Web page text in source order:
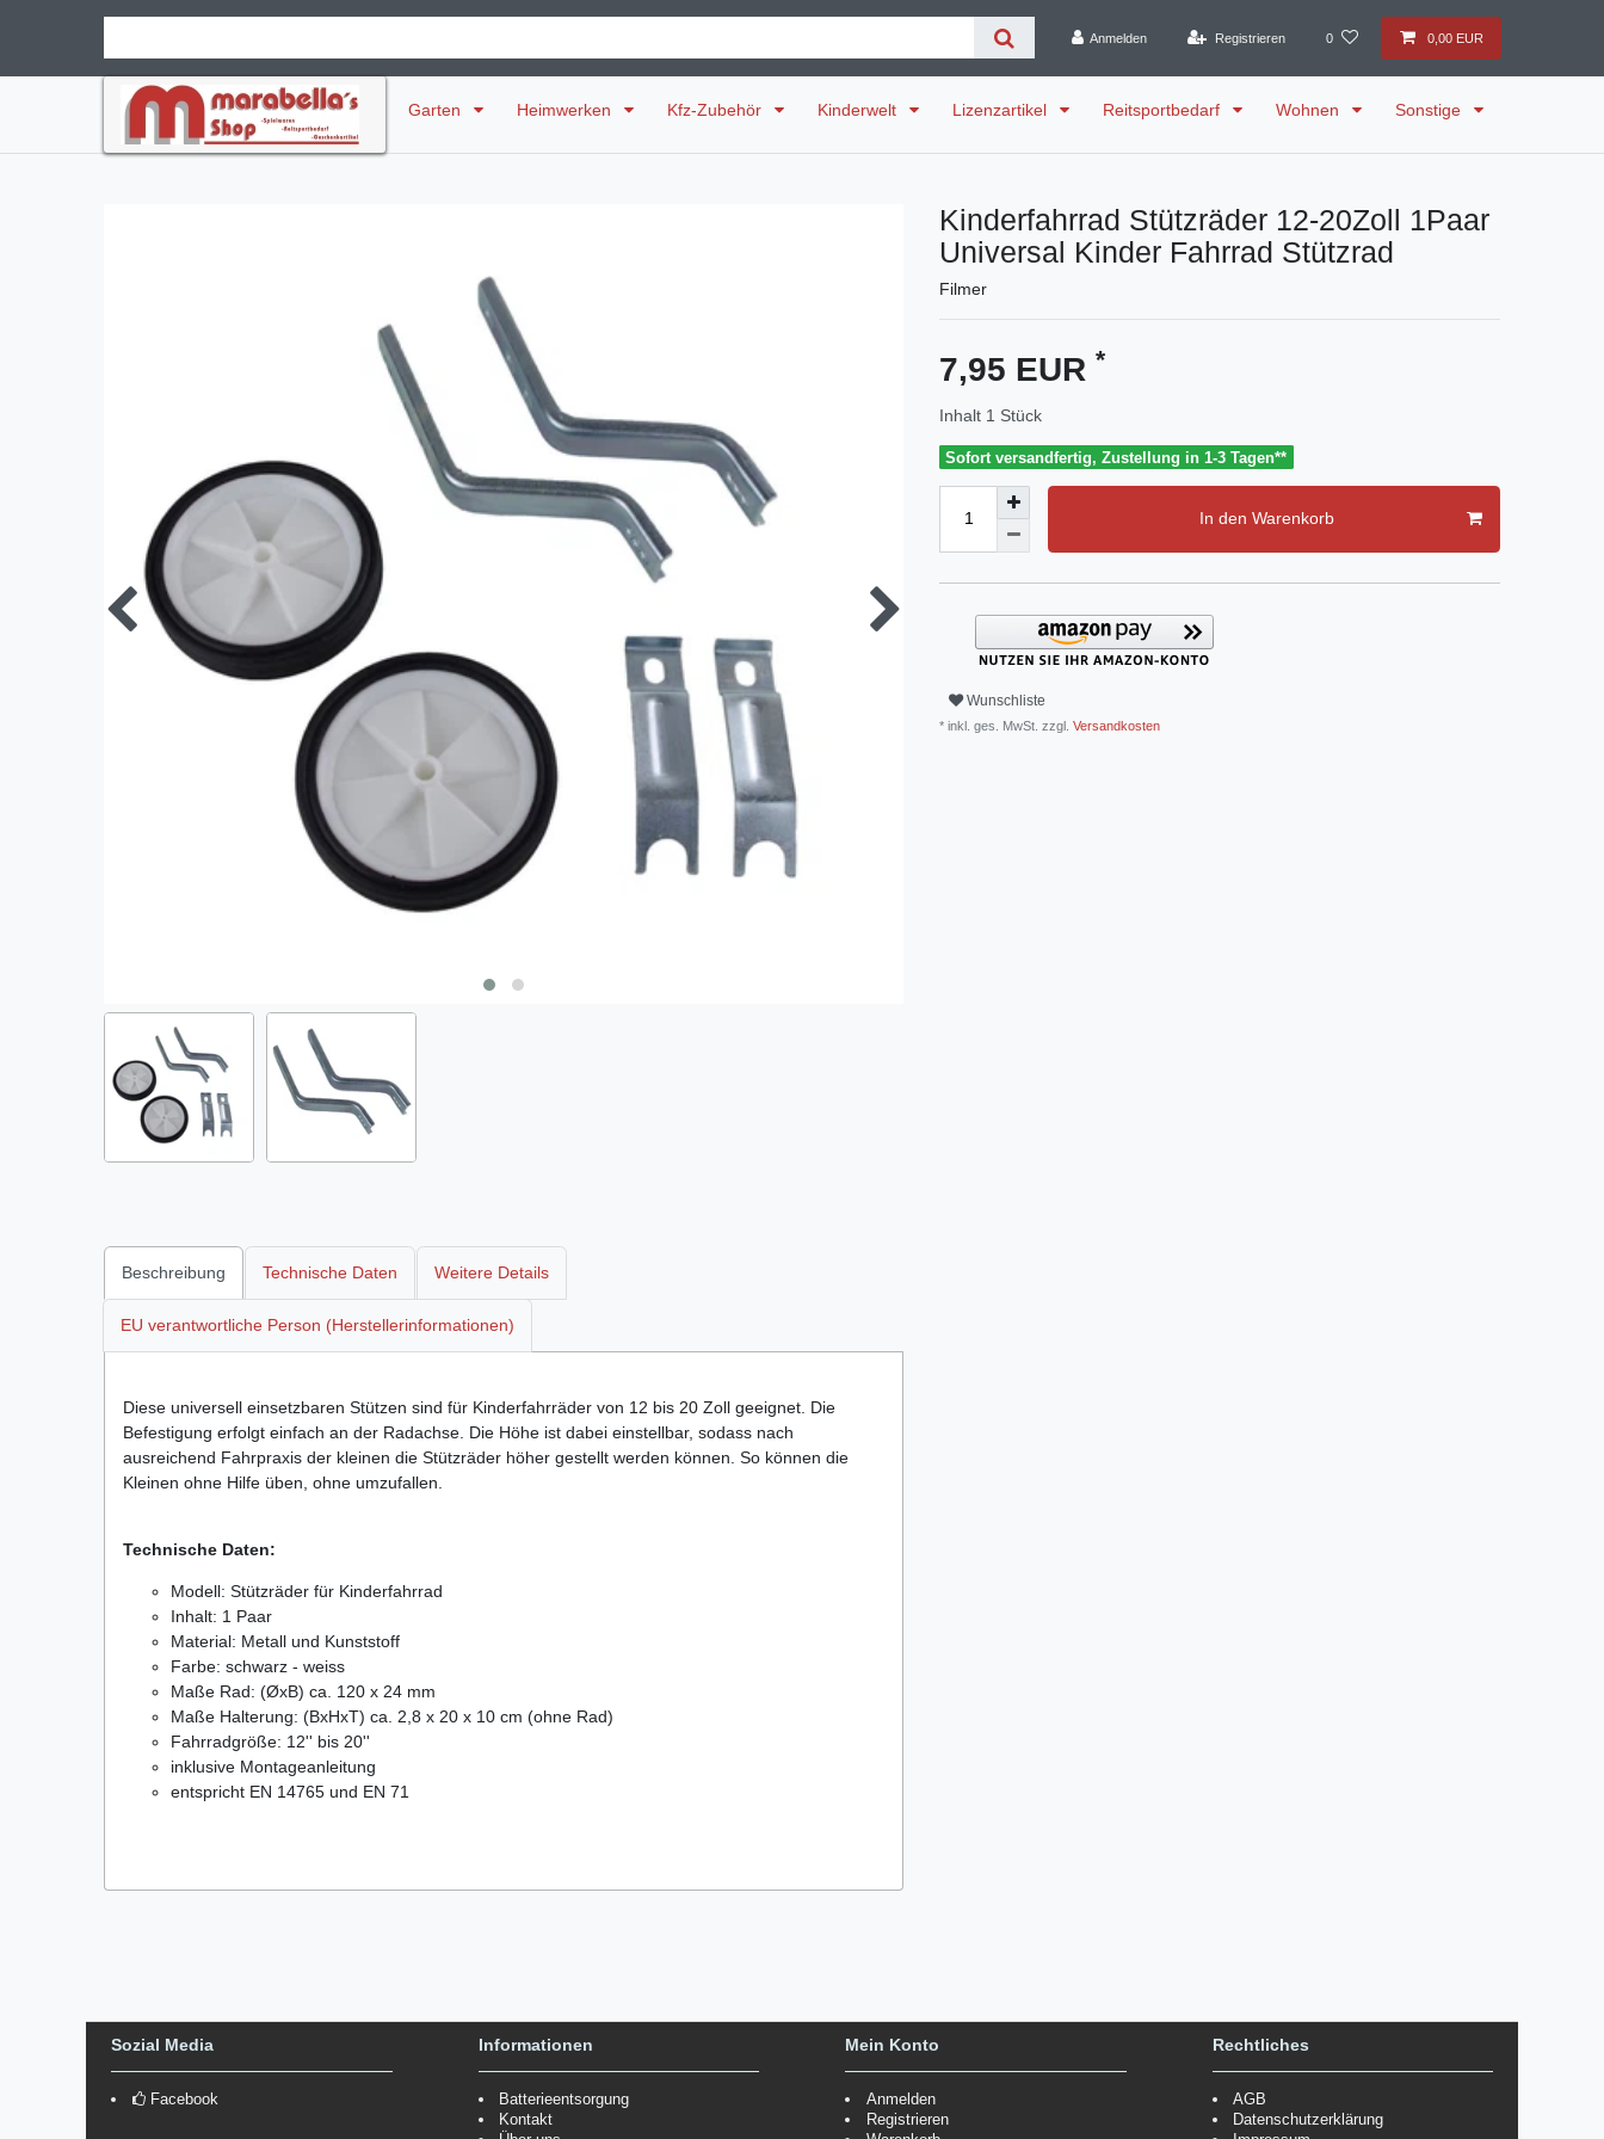
Anmelden Registrieren 0 0,00 EUR
Garten Heimwerken Kfz-Zubehör Kinderwelt Lizenzartikel Reitsportbedarf Wohnen Sonstige
Kinderfahrrad Stützräder 12-20Zoll 1Paar
Universal Kinder Fahrrad Stützrad
Filmer
7,95 EUR *
Inhalt 1 Stück
Sofort versandfertig, Zustellung in 1-3 Tagen**
In den Warenkorb
Wunschliste
* inkl. ges. MwSt. zzgl. Versandkosten
Beschreibung Technische Daten Weitere Details
EU verantwortliche Person (Herstellerinformationen)
Diese universell einsetzbaren Stützen sind für Kinderfahrräder von 12 bis 20 Zoll geeignet. Die
Befestigung erfolgt einfach an der Radachse. Die Höhe ist dabei einstellbar, sodass nach
ausreichend Fahrpraxis der kleinen die Stützräder höher gestellt werden können. So können die
Kleinen ohne Hilfe üben, ohne umzufallen.
Technische Daten:
Modell: Stützräder für Kinderfahrrad
Inhalt: 1 Paar
Material: Metall und Kunststoff
Farbe: schwarz - weiss
Maße Rad: (ØxB) ca. 120 x 24 mm
Maße Halterung: (BxHxT) ca. 2,8 x 20 x 10 cm (ohne Rad)
Fahrradgröße: 12'' bis 20''
inklusive Montageanleitung
entspricht EN 14765 und EN 71
Sozial Media
Facebook
Informationen
Batterieentsorgung
Kontakt
Mein Konto
Anmelden
Registrieren
Rechtliches
AGB
Datenschutzerklärung